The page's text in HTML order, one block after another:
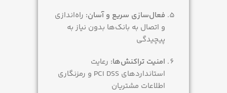
فعال‌سازی سریع و آسان: راه‌اندازی
و اتصال به بانک‌ها بدون نیاز به
پیچیدگی
امنیت تراکنش‌ها: رعایت
استانداردهای PCI DSS و رمزنگاری
اطلاعات مشتریان